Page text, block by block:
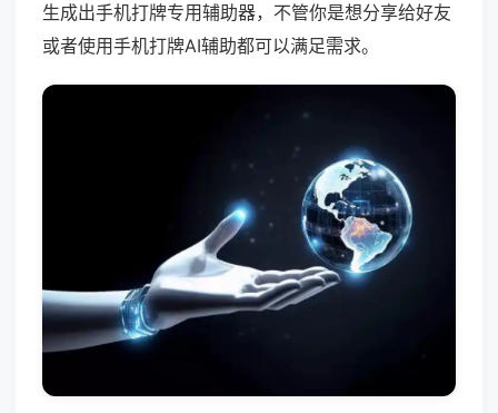
生成出手机打牌专用辅助器，不管你是想分享给好友
或者使用手机打牌AI辅助都可以满足需求。